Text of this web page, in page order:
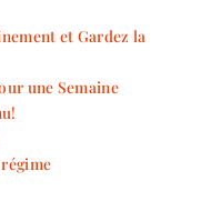
et Gardez la
une Semaine